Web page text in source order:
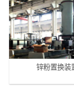
锌粉置换装